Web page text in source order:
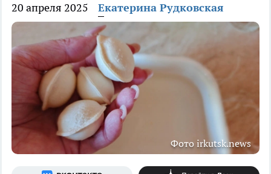
20 апреля 2025 Екатерина Рудковская
Фото irkutsk.news